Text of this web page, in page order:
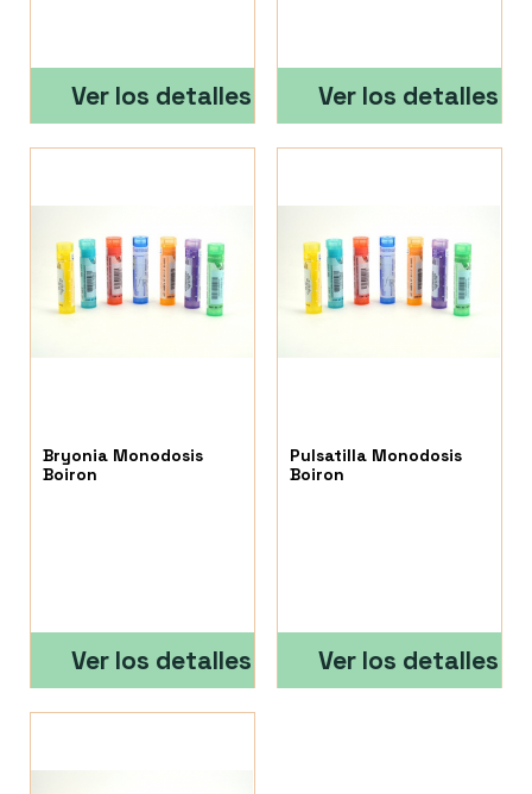
Ver los detalles Ver los detalles
Bryonia Monodosis
Boiron
Ver los detalles
Pulsatilla Monodosis
Boiron
Ver los detalles